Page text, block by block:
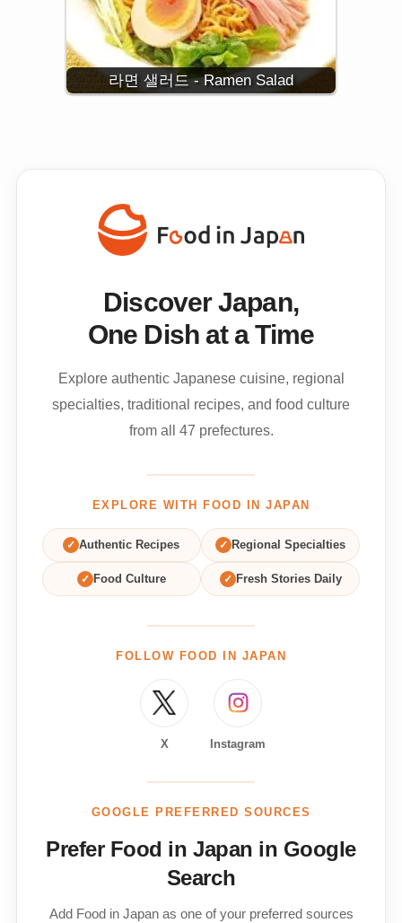
라면 샐러드 - Ramen Salad
Discover Japan,
One Dish at a Time
Explore authentic Japanese cuisine, regional
specialties, traditional recipes, and food culture
from all 47 prefectures.
EXPLORE WITH FOOD IN JAPAN
✓ Authentic Recipes ✓ Regional Specialties
✓ Food Culture ✓ Fresh Stories Daily
FOLLOW FOOD IN JAPAN
X Instagram
GOOGLE PREFERRED SOURCES
Prefer Food in Japan in Google
Search
Add Food in Japan as one of your preferred sources